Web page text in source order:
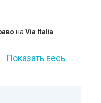
на Via Italia
Показать весь